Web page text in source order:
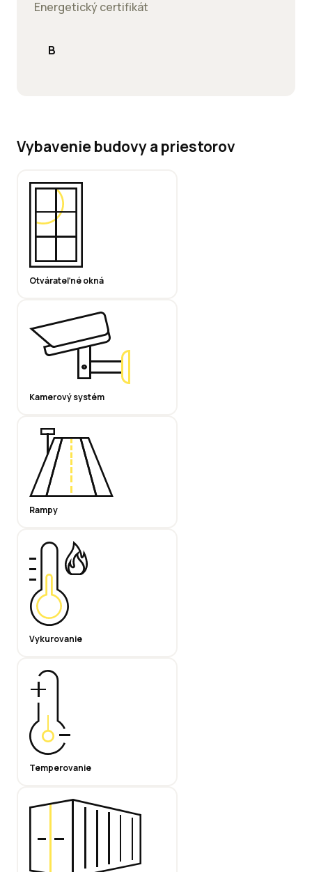
Energetický certifikát
B
Vybavenie budovy a priestorov
Otvárateľné okná
Kamerový systém
Rampy
Vykurovanie
Temperovanie